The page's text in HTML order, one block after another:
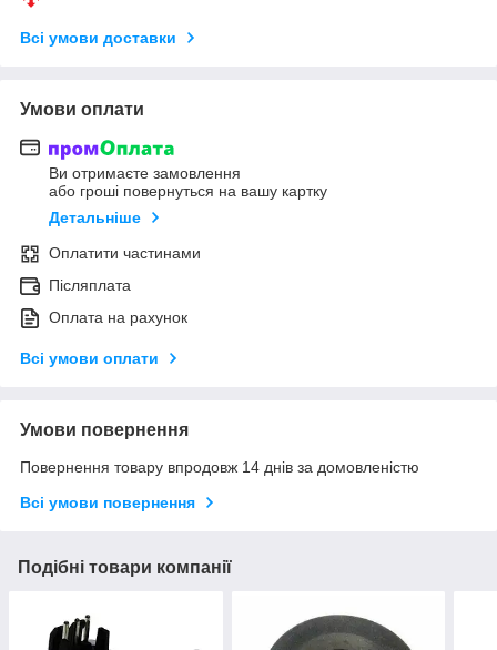
Всі умови доставки
Умови оплати
Ви отримаєте замовлення
або гроші повернуться на вашу картку
Детальніше
Оплатити частинами
Післяплата
Оплата на рахунок
Всі умови оплати
Умови повернення
Повернення товару впродовж 14 днів за домовленістю
Всі умови повернення
Подібні товари компанії